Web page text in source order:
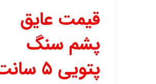
قیمت عایق
پشم سنگ
پتویی 5 سانت